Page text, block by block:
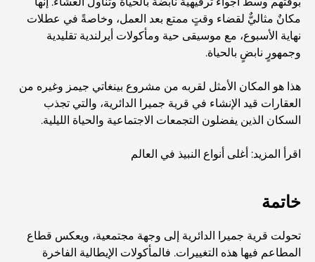
أنشطة يمكنك القيام بها مع الأطفال في دبي: دليل عائلي شامل
أماكن رومانسية في دبي للحظات لا تُنسى
مكانٌ مثاليٌّ لقضاء وقتٍ ممتع بعد العمل، وخاصةً في عطلات
نهاية الأسبوع، مع موسيقى حية ومأكولات أيرلندية تقليدية
وجمهورٍ نابضٍ بالحياة.
هذا هو المكان الأمثل لقربه من مشروع بينغاتي جيمز وغيره من
العقارات قيد الإنشاء في قرية جميرا الدائرية، والتي تجذب
السكان الذين يفضلون التجمعات الاجتماعية والحياة الليلية.
اقرأ المزيد: أغلى أنواع النبيذ في العالم
خاتمة
تحولت قرية جميرا الدائرية إلى وجهة مجتمعية، ويعكس قطاع
المطاعم فيها هذه التغييرات. فالمأكولات الإيطالية الفاخرة